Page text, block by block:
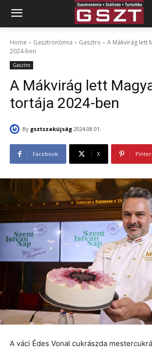
Home Gasztronómia Gasztro
A Mákvirág lett
2024-ben
Gasztro
A Mákvirág lett
tortája 2024-ben
By gsztszakújság 2024.08.01.
Facebook X
A váci Édes Vonal cukrászda